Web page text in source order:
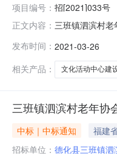
项目编号： 招[2021]033号
正文内容： 三班镇泗滨村
月28日。对结
发布时间： 2021-03-26
相关产品：
文化活动中心建
三班镇泗滨村老年协
中标｜中标通知
福建
招标单位： 德化县三班镇泗